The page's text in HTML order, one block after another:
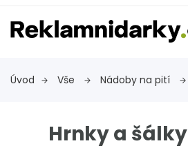
Úvod Vše Nádoby na pití
Hrnky a šálky